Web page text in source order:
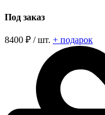
Под заказ
8400 ₽ / шт. + подарок